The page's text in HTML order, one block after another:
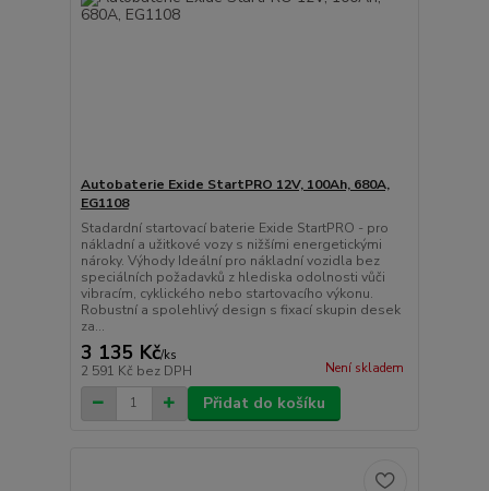
Autobaterie Exide StartPRO 12V, 100Ah, 680A,
EG1108
Stadardní startovací baterie Exide StartPRO - pro
nákladní a užitkové vozy s nižšími energetickými
nároky. Výhody Ideální pro nákladní vozidla bez
speciálních požadavků z hlediska odolnosti vůči
vibracím, cyklického nebo startovacího výkonu.
Robustní a spolehlivý design s fixací skupin desek
za...
3 135 Kč/ks
2 591 Kč bez DPH Není skladem
Přidat do košíku